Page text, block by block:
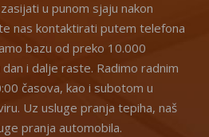
u punom sjaju nakon
nas kontaktirati putem telefona
bazu od preko 10.000
i dalje raste. Radimo radnim
časova, kao i subotom u
Uz usluge pranja tepiha, naš
pranja automobila.